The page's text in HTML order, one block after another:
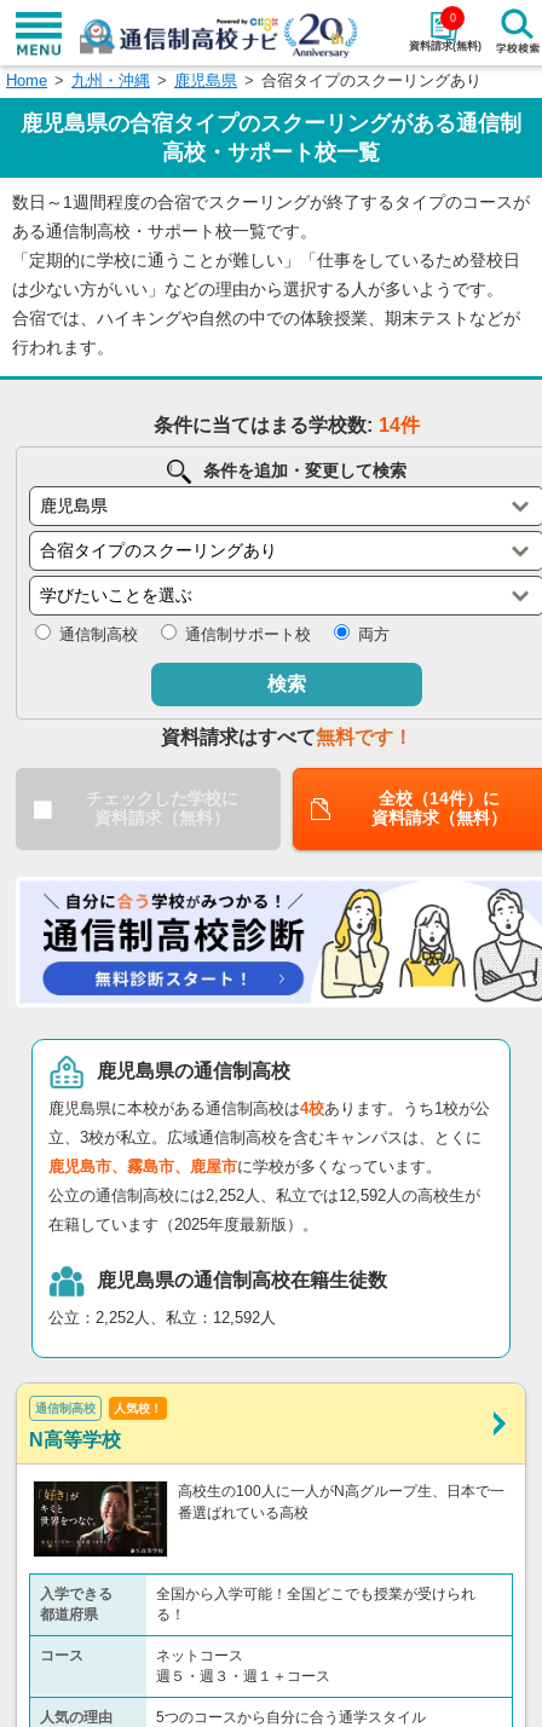
資料請求(無料)
0
学校名で探す
エリアから探す 特徴から探す
エリアを選択して探す
関東 北海道・東北
東海 北陸・甲信越
中国
四国
閉じる
Home 九州・沖縄 鹿児島県 合宿タイプのスクーリングあり
鹿児島県の合宿タイプのスクーリングがある通信制
高校・サポート校一覧
数日～1週間程度の合宿でスクーリングが終了するタイプのコースが
ある通信制高校・サポート校一覧です。
「定期的に学校に通うことが難しい」「仕事をしているため登校日
は少ない方がいい」などの理由から選択する人が多いようです。
合宿では、ハイキングや自然の中での体験授業、期末テストなどが
行われます。
条件に当てはまる学校数: 14件
条件を追加・変更して検索
通信制高校 通信制サポート校 両方
検索
資料請求はすべて無料です！
チェックした学校に
資料請求（無料）
全校（14件）に
資料請求（無料）
鹿児島県の通信制高校
鹿児島県に本校がある通信制高校は4校あります。うち1校が公
立、3校が私立。広域通信制高校を含むキャンパスは、とくに
鹿児島市、霧島市、鹿屋市に学校が多くなっています。
公立の通信制高校には2,252人、私立では12,592人の高校生が
在籍しています（2025年度最新版）。
鹿児島県の通信制高校在籍生徒数
公立：2,252人、私立：12,592人
通信制高校 人気校！
N高等学校
高校生の100人に一人がN高グループ生、日本で一
番選ばれている高校
入学できる
都道府県
全国から入学可能！全国どこでも授業が受けられ
る！
コース
ネットコース
週５・週３・週１＋コース
人気の理由
5つのコースから自分に合う通学スタイル